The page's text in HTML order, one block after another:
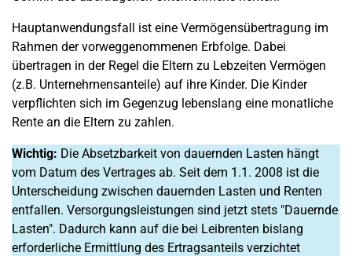
Hauptanwendungsfall ist eine Vermögensübertragung im
Rahmen der vorweggenommenen Erbfolge. Dabei
übertragen in der Regel die Eltern zu Lebzeiten Vermögen
(z.B. Unternehmensanteile) auf ihre Kinder. Die Kinder
verpflichten sich im Gegenzug lebenslang eine monatliche
Rente an die Eltern zu zahlen.
Wichtig: Die Absetzbarkeit von dauernden Lasten hängt
vom Datum des Vertrages ab. Seit dem 1.1. 2008 ist die
Unterscheidung zwischen dauernden Lasten und Renten
entfallen. Versorgungsleistungen sind jetzt stets "Dauernde
Lasten". Dadurch kann auf die bei Leibrenten bislang
erforderliche Ermittlung des Ertragsanteils verzichtet